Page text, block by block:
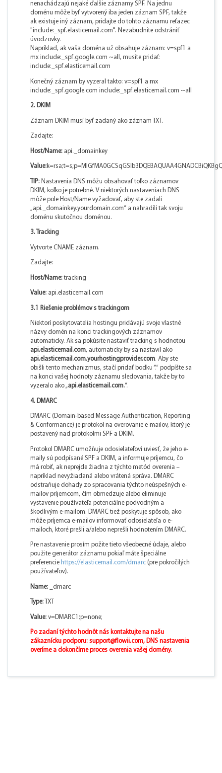
nenachádzajú nejaké ďalšie záznamy SPF. Na jednu
doménu môže byť vytvorený iba jeden záznam SPF, takže
ak existuje iný záznam, pridajte do tohto záznamu reťazec
"include:_spf.elasticemail.com". Nezabudnite odstrániť
úvodzovky.
Napríklad, ak vaša doména už obsahuje záznam: v=spf1 a
mx include:_spf.google.com ~all, musíte pridať:
include:_spf.elasticemail.com
Konečný záznam by vyzeral takto: v=spf1 a mx
include:_spf.google.com include:_spf.elasticemail.com ~all
2. DKIM
Záznam DKIM musí byť zadaný ako záznam TXT.
Zadajte:
Host/Name: api._domainkey
Value:
TIP: Nastavenia DNS môžu obsahovať toľko záznamov
DKIM, koľko je potrebné. V niektorých nastaveniach DNS
môže pole Host/Name vyžadovať, aby ste zadali
„api._domainkey.yourdomain.com“ a nahradili tak svoju
doménu skutočnou doménou.
3. Tracking
Vytvorte CNAME záznam.
Zadajte:
Host/Name:tracking
Value: api.elasticemail.com
3.1 Riešenie problémov s trackingom
Niektorí poskytovatelia hostingu pridávajú svoje vlastné
názvy domén na konci trackingových záznamov
automaticky. Ak sa pokúsite nastaviť tracking s hodnotou
api.elasticemail.com, automaticky by sa nastavil ako
api.elasticemail.com.yourhostingprovider.com. Aby ste
obišli tento mechanizmus, stačí pridať bodku “.“ podpíšte sa
na konci vašej hodnoty záznamu sledovania, takže by to
vyzeralo ako „api.elasticemail.com.“.
4. DMARC
DMARC (Domain-based Message Authentication, Reporting
& Conformance) je protokol na overovanie e-mailov, ktorý je
postavený nad protokolmi SPF a DKIM.
Protokol DMARC umožňuje odosielateľovi uviesť, že jeho e-
maily sú podpísané SPF a DKIM, a informuje príjemcu, čo
má robiť, ak neprejde žiadna z týchto metód overenia –
napríklad nevyžiadaná alebo vrátená správa. DMARC
odstraňuje dohady zo spracovania týchto neúspešných e-
mailov príjemcom, čím obmedzuje alebo eliminuje
vystavenie používateľa potenciálne podvodným a
škodlivým e-mailom. DMARC tiež poskytuje spôsob, ako
môže príjemca e-mailov informovať odosielateľa o e-
mailoch, ktoré prešli a/alebo neprešli hodnotením DMARC.
Pre nastavenie prosím požite tieto všeobecné údaje, alebo
použite generátor záznamu pokiaľ máte špeciálne
preferencie https://elasticemail.com/dmarc (pre pokročilých
používateľov).
Name: _dmarc
Type: TXT
Value: v=DMARC1;p=none;
Po zadaní týchto hodnôt nás kontaktujte na našu
zákaznícku podporu: support@flowii.com, DNS nastavenia
overíme a dokončíme proces overenia vašej domény.